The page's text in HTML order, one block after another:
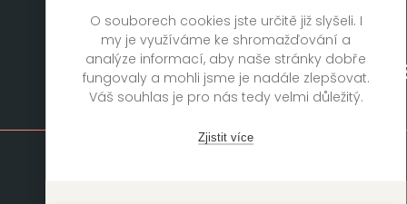
O souborech cookies jste určitě již slyšeli. I
my je využíváme ke shromažďování a
analýze informací, aby naše stránky dobře
fungovaly a mohli jsme je nadále zlepšovat.
Váš souhlas je pro nás tedy velmi důležitý.
Zjistit více
Mapa stránek